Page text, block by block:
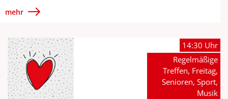
mehr
14:30 Uhr
Regelmäßige
Treffen, Freitag,
Senioren, Sport,
Musik